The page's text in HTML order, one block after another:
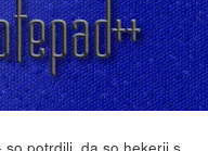
so potrdili, da so hekerji s